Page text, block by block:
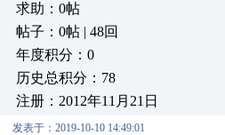
求助：0帖
帖子：0帖 | 48回
年度积分：0
历史总积分：78
注册：2012年11月21日
发表于：2019-10-10 14:49:01